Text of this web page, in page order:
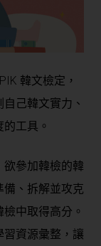
韓文檢定，
己韓文實力、
工具。
參加韓檢的韓
、拆解並攻克
中取得高分。
資源彙整，讓